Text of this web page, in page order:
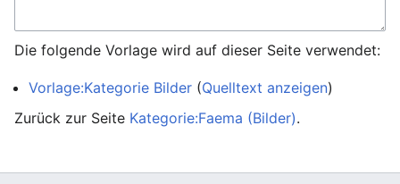
Die folgende Vorlage wird auf dieser Seite verwendet:
Vorlage:Kategorie Bilder (Quelltext anzeigen)
Zurück zur Seite Kategorie:Faema (Bilder).